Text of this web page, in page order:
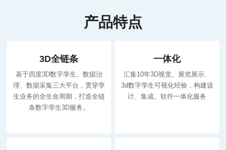
产品特点
3D全链条
基于四度3D数字孪生、数据治
理、数据采集三大平台，贯穿孪
生业务的全生命周期，打造全链
条数字孪生3D服务。
一体化
汇集10年3D视觉、展览展示、
3d数字孪生可视化经验，构建设
计、集成、软件一体化服务